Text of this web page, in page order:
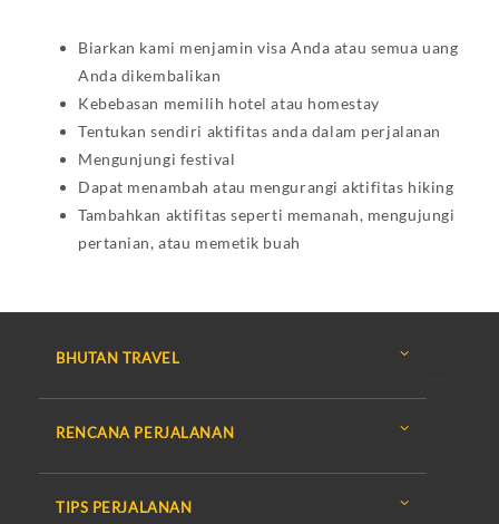
Biarkan kami menjamin visa Anda atau semua uang
Anda dikembalikan
Kebebasan memilih hotel atau homestay
Tentukan sendiri aktifitas anda dalam perjalanan
Mengunjungi festival
Dapat menambah atau mengurangi aktifitas hiking
Tambahkan aktifitas seperti memanah, mengujungi
pertanian, atau memetik buah
BHUTAN TRAVEL
RENCANA PERJALANAN
TIPS PERJALANAN